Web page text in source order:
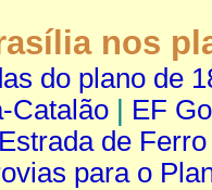
nos
do plano de
Catalão
EF
de
para o